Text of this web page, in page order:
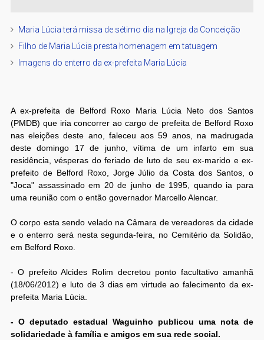
Maria Lúcia terá missa de sétimo dia na Igreja da Conceição
Filho de Maria Lúcia presta homenagem em tatuagem
Imagens do enterro da ex-prefeita Maria Lúcia
A ex-prefeita de Belford Roxo Maria Lúcia Neto dos Santos
(PMDB) que iria concorrer ao cargo de prefeita de Belford Roxo
nas eleições deste ano, faleceu aos 59 anos, na madrugada
deste domingo 17 de junho, vítima de um infarto em sua
residência, vésperas do feriado de luto de seu ex-marido e ex-
prefeito de Belford Roxo, Jorge Júlio da Costa dos Santos, o
"Joca" assassinado em 20 de junho de 1995, quando ia para
uma reunião com o então governador Marcello Alencar.
O corpo esta sendo velado na Câmara de vereadores da cidade
e o enterro será nesta segunda-feira, no Cemitério da Solidão,
em Belford Roxo.
- O prefeito Alcides Rolim decretou ponto facultativo amanhã
(18/06/2012) e luto de 3 dias em virtude ao falecimento da ex-
prefeita Maria Lúcia.
- O deputado estadual Waguinho publicou uma nota de
solidariedade à família e amigos em sua rede social.